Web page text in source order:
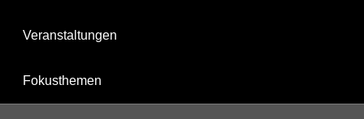
Veranstaltungen
Fokusthemen